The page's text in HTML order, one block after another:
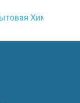
Химия